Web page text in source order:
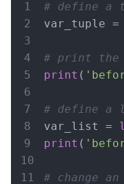
# define a
var_tuple =
# print the
print (
# define a
var_list =
print (
# change an